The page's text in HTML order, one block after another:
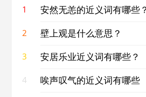
1 安然无恙的近义词有哪些？
2 壁上观是什么意思？
3 安居乐业近义词有哪些？
4 唉声叹气的近义词有哪些